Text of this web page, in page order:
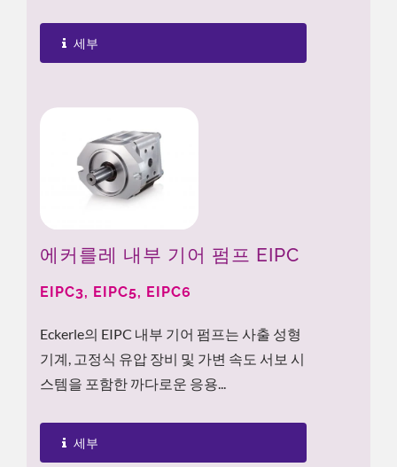
세부
에커를레 내부 기어 펌프 EIPC
EIPC3, EIPC5, EIPC6
Eckerle의 EIPC 내부 기어 펌프는 사출 성형
기계, 고정식 유압 장비 및 가변 속도 서보 시
스템을 포함한 까다로운 응용...
세부